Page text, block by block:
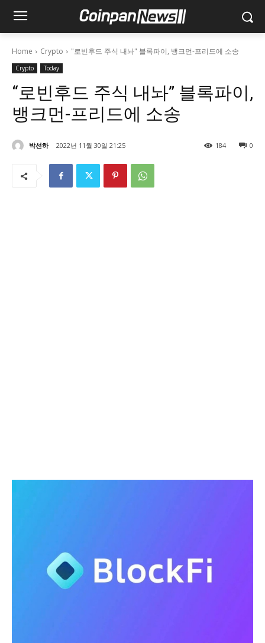
Home Crypto "로빈후드 주식 내놔" 블록파이, 뱅크먼-프리드에 소송
Crypto Today
“로빈후드 주식 내놔” 블록파이,
뱅크먼-프리드에 소송
박선하 2022년 11월 30일 21:25 0
184